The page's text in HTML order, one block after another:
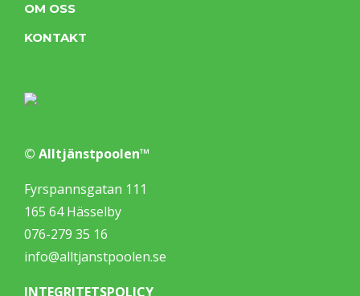
OM OSS
KONTAKT
© Alltjänstpoolen™
Fyrspannsgatan 111
165 64 Hässelby
076-279 35 16
info@alltjanstpoolen.se
INTEGRITETSPOLICY